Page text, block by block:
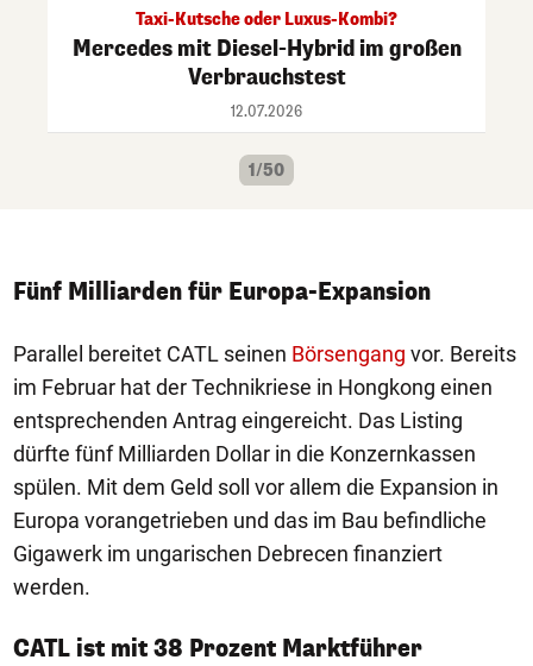
Taxi-Kutsche oder Luxus-Kombi?
Mercedes mit Diesel-Hybrid im großen
Verbrauchstest
12.07.2026
1/50
Fünf Milliarden für Europa-Expansion
Parallel bereitet CATL seinen Börsengang vor. Bereits
im Februar hat der Technikriese in Hongkong einen
entsprechenden Antrag eingereicht. Das Listing
dürfte fünf Milliarden Dollar in die Konzernkassen
spülen. Mit dem Geld soll vor allem die Expansion in
Europa vorangetrieben und das im Bau befindliche
Gigawerk im ungarischen Debrecen finanziert
werden.
CATL ist mit 38 Prozent Marktführer